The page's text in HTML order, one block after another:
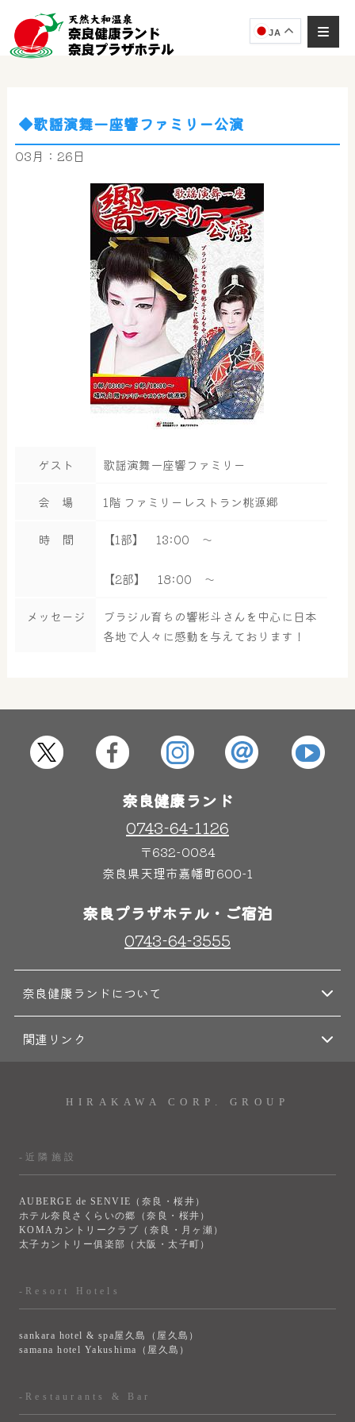
JA
奈良わんぱくランド
◆歌謡演舞一座響ファミリー公演
03月：26日
ゲスト 歌謡演舞一座響ファミリー
会 場 1階 ファミリーレストラン桃源郷
時 間 【1部】 13:00 ～
【2部】 18:00 ～
メッセージ
ブラジル育ちの響彬斗さんを中心に日本
各地で人々に感動を与えております！
奈良健康ランド
0743-64-1126
〒632-0084
奈良県天理市嘉幡町600-1
奈良プラザホテル・ご宿泊
0743-64-3555
奈良健康ランドについて
関連リンク
HIRAKAWA CORP. GROUP
-近隣施設
AUBERGE de SENVIE（奈良・桜井）
ホテル奈良さくらいの郷（奈良・桜井）
KOMAカントリークラブ（奈良・月ヶ瀬）
太子カントリー俱楽部（大阪・太子町）
-Resort Hotels
sankara hotel & spa屋久島（屋久島）
samana hotel Yakushima（屋久島）
-Restaurants & Bar
奈良健康ランド AIコンシェルジュです。
ご質問をお伺いします。